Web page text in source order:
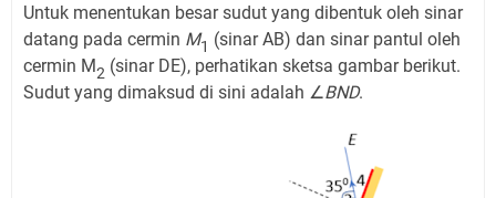
Untuk menentukan besar sudut yang dibentuk oleh sinar
datang pada cermin M1 (sinar AB) dan sinar pantul oleh
cermin M2 (sinar DE), perhatikan sketsa gambar berikut.
Sudut yang dimaksud di sini adalah ∠BND.